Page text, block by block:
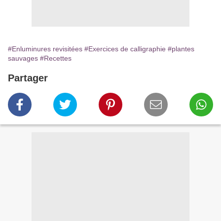
#Enluminures revisitées #Exercices de calligraphie #plantes
sauvages #Recettes
Partager